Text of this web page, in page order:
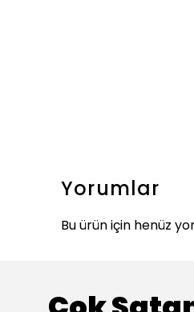
Yorumlar
Bu ürün için henüz